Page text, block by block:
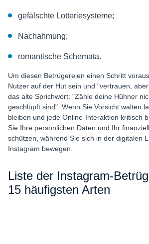
gefälschte Lotteriesysteme;
Nachahmung;
romantische Schemata.
Um diesen Betrügereien einen Schritt
Nutzer auf der Hut sein und "vertrauen,
das alte Sprichwort: "Zähle deine Hühner
geschlüpft sind". Wenn Sie Vorsicht walten
bleiben und jede Online-Interaktion kritisch
Sie Ihre persönlichen Daten und Ihr
schützen, während Sie sich in der digitalen
Instagram bewegen.
Liste der Instagram-
15 häufigsten Arten